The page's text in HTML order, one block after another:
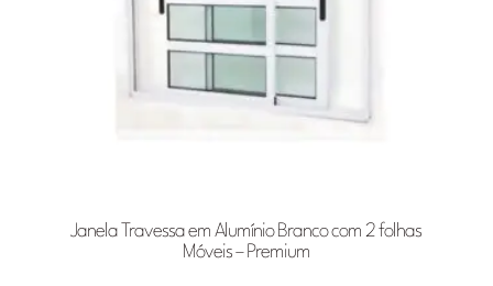
Janela Travessa em Alumínio Branco com 2 folhas
Móveis – Premium